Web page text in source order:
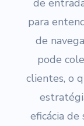
de
para
de
pode
clientes, o
eficácia de